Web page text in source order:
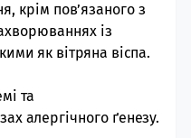
крім пов’язаного з
із
як вітряна віспа.
та
алергічного ґенезу.